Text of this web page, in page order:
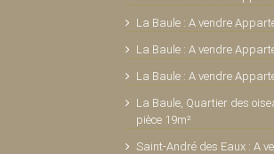
La Baule : A vendre
La Baule : A vendre
La Baule : A vendre
La Baule, Quartier des
pièce 19m²
Saint-André des Eaux : A